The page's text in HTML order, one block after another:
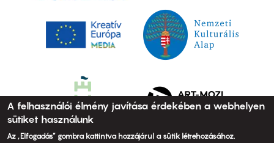
A felhasználói élmény javítása érdekében a webhelyen
sütiket használunk
Az „Elfogadás” gombra kattintva hozzájárul a sütik létrehozásához.